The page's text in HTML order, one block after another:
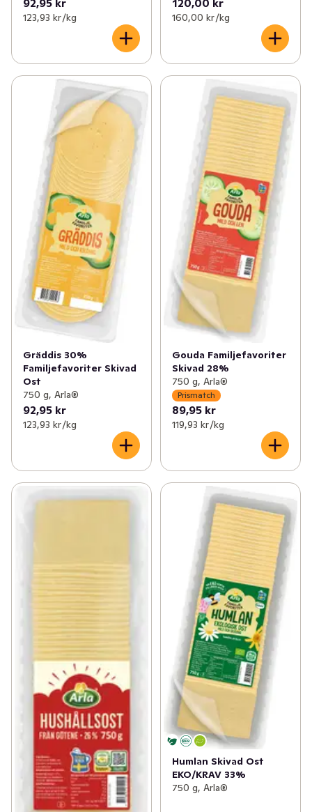
123,93 kr /kg 160,00 kr /kg
Gräddis 30%
Familjefavoriter Skivad
Ost
750 g, Arla®
92,95 kr
123,93 kr /kg
Gouda Familjefavoriter
Skivad 28%
750 g, Arla®
Prismatch
89,95 kr
119,93 kr /kg
Humlan Skivad Ost
EKO/KRAV 33%
750 g, Arla®